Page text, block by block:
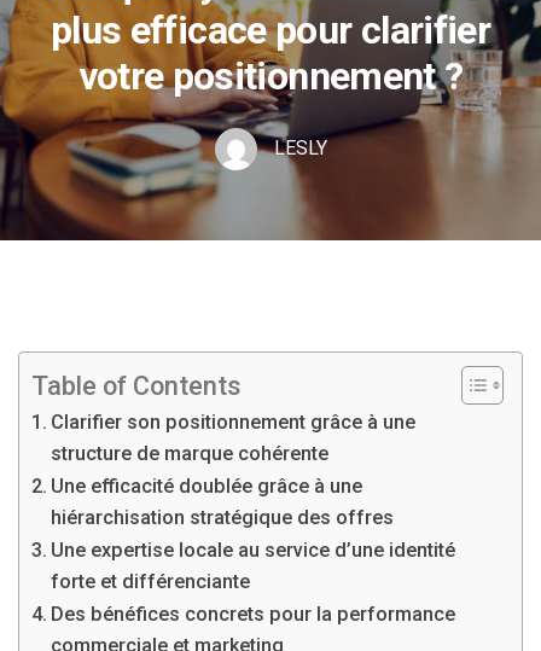
plus efficace pour clarifier
votre positionnement ?
LESLY
Table of Contents
Clarifier son positionnement grâce à une
structure de marque cohérente
Une efficacité doublée grâce à une
hiérarchisation stratégique des offres
Une expertise locale au service d’une identité
forte et différenciante
Des bénéfices concrets pour la performance
commerciale et marketing